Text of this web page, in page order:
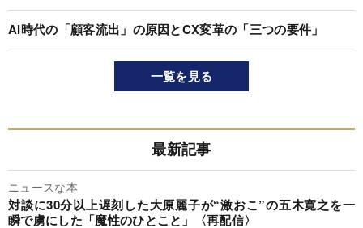
AI時代の「顧客流出」の原因とCX変革の「三つの要件」
一覧を見る
最新記事
ニュースな本
対談に30分以上遅刻した大原麗子が“激おこ”の五木寛之を一
瞬で虜にした「魔性のひとこと」〈再配信〉